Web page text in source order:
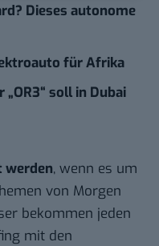
Dieses autonome
für Afrika
soll in Dubai
werden, wenn es um
von Morgen
bekommen jeden
mit den